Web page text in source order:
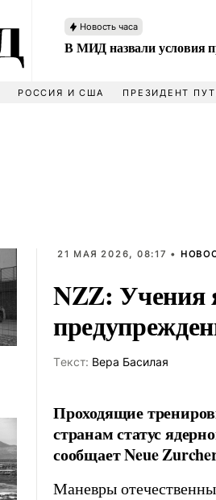
Новость часа
В МИД назвали условия
РОССИЯ И США ПРЕЗИДЕНТ
21 МАЯ 2026, 08:17 •
NZZ: Учения
Tекст: Вера Басилая
Проходящие
странам статус
сообщает Neue
Маневры